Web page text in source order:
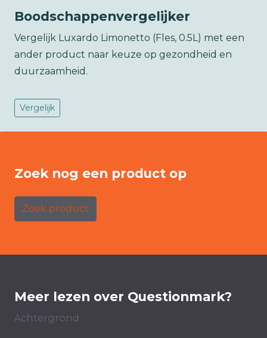
Boodschappenvergelijker
Vergelijk Luxardo Limonetto (Fles, 0.5L) met een
ander product naar keuze op gezondheid en
duurzaamheid.
Vergelijk
Zoek nog een product op
Zoek product
Meer lezen over Questionmark?
Achtergrond